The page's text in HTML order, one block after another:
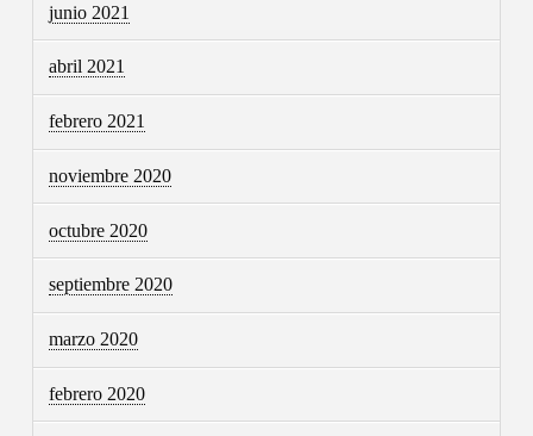
junio 2021
abril 2021
febrero 2021
noviembre 2020
octubre 2020
septiembre 2020
marzo 2020
febrero 2020